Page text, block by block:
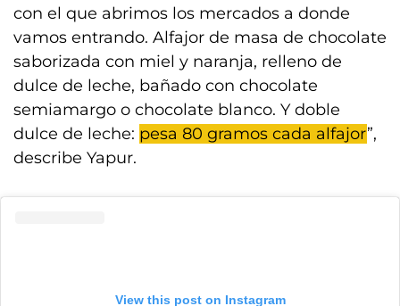
con el que abrimos los mercados a donde
vamos entrando. Alfajor de masa de chocolate
saborizada con miel y naranja, relleno de
dulce de leche, bañado con chocolate
semiamargo o chocolate blanco. Y doble
dulce de leche: pesa 80 gramos cada alfajor”,
describe Yapur.
View this post on Instagram